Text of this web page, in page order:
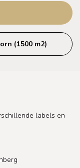
(1500 m2)
labels en